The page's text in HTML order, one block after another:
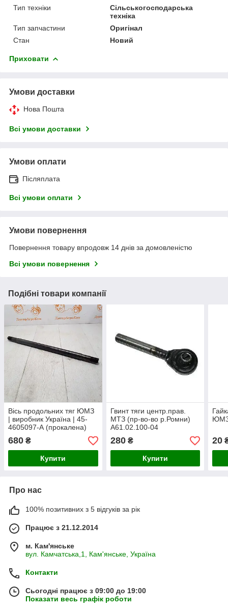
Тип техніки
Сільськогосподарська
техніка
Тип запчастини
Оригінал
Стан
Новий
Приховати
Умови доставки
Нова Пошта
Всі умови доставки
Умови оплати
Післяплата
Всі умови оплати
Умови повернення
Повернення товару впродовж 14 днів за домовленістю
Всі умови повернення
Подібні товари компанії
Вісь продольних тяг ЮМЗ
| виробник Україна | 45-
4605097-А (прокалена)
680 ₴
Купити
Гвинт тяги центр.прав.
МТЗ (пр-во-во р.Ромни)
А61.02.100-04
280₴
Купити
20
Про нас
100% позитивних з 5 відгуків за рік
Працює з 21.12.2014
м. Кам'янське
вул. Камчатська,1, Кам'янське, Україна
Контакти
Сьогодні працює з 09:00 до 19:00
Показати весь графік роботи